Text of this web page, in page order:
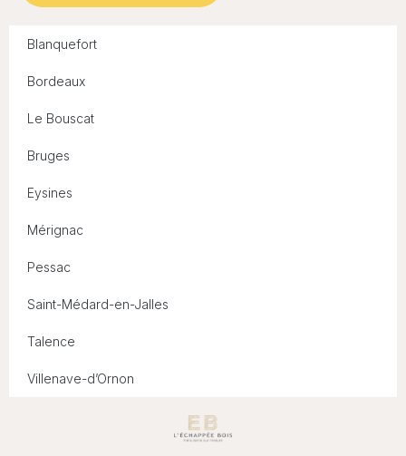
Blanquefort
Bordeaux
Le Bouscat
Bruges
Eysines
Mérignac
Pessac
Saint-Médard-en-Jalles
Talence
Villenave-d’Ornon